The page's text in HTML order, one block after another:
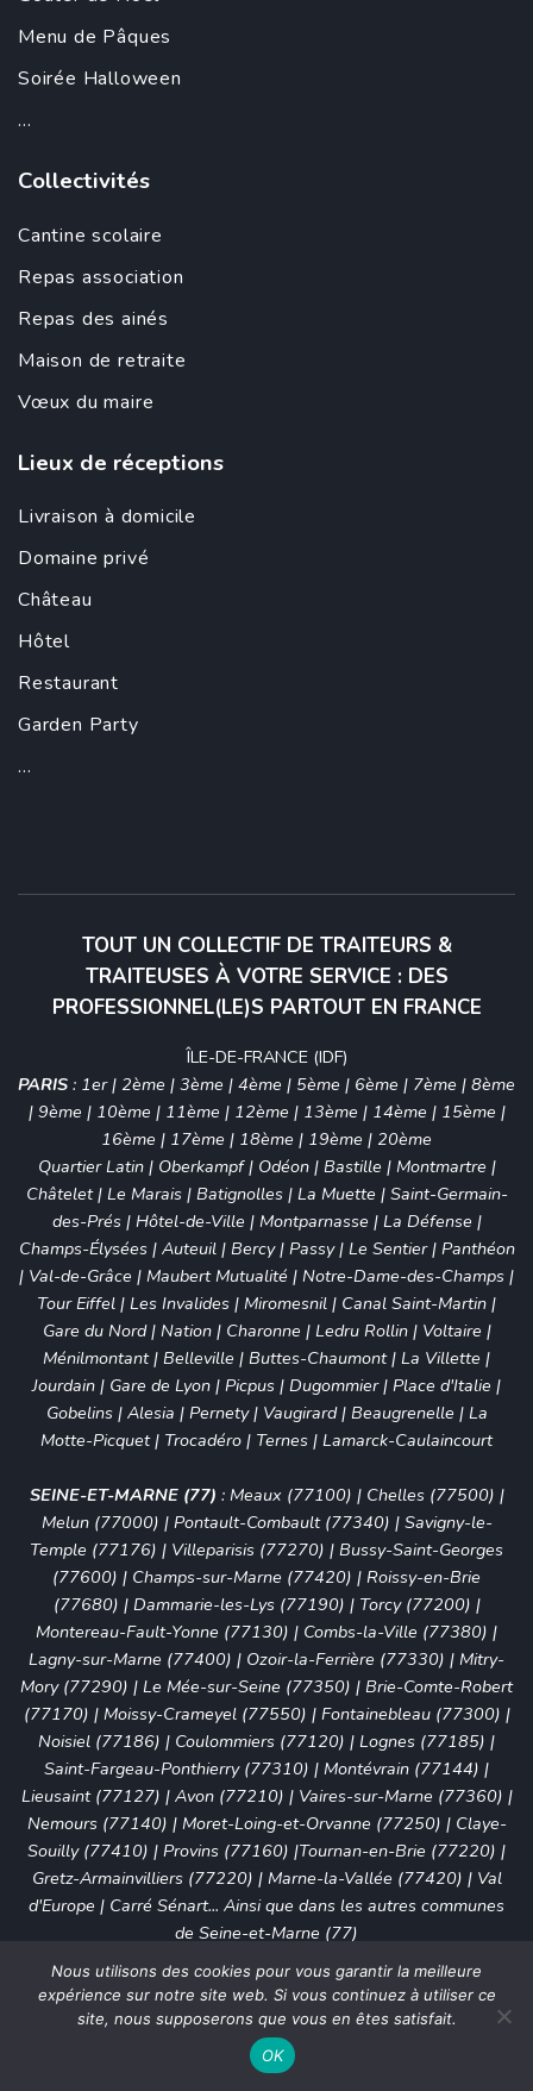
Menu de Pâques
Soirée Halloween
...
Collectivités
Cantine scolaire
Repas association
Repas des ainés
Maison de retraite
Vœux du maire
Lieux de réceptions
Livraison à domicile
Domaine privé
Château
Hôtel
Restaurant
Garden Party
...
TOUT UN COLLECTIF DE TRAITEURS &
TRAITEUSES À VOTRE SERVICE : DES
PROFESSIONNEL(LE)S PARTOUT EN FRANCE
ÎLE-DE-FRANCE (IDF)
PARIS : 1er| 2ème | 3ème | 4ème | 5ème | 6ème | 7ème | 8ème
| 9ème | 10ème | 11ème | 12ème | 13ème | 14ème | 15ème |
16ème | 17ème | 18ème | 19ème | 20ème
Quartier Latin| Oberkampf| Odéon| Bastille | Montmartre |
Châtelet| Le Marais| Batignolles| La Muette | Saint-Germain-
des-Prés| Hôtel-de-Ville | Montparnasse | La Défense |
Champs-Élysées| Auteuil| Bercy| Passy| Le Sentier| Panthéon
| Val-de-Grâce | Maubert Mutualité | Notre-Dame-des-Champs |
Tour Eiffel | Les Invalides | Miromesnil | Canal Saint-Martin |
Gare du Nord| Nation| Charonne | Ledru Rollin| Voltaire |
Ménilmontant| Belleville | Buttes-Chaumont| La Villette |
Jourdain | Gare de Lyon | Picpus | Dugommier| Place d'Italie |
Gobelins| Alesia | Pernety| Vaugirard| Beaugrenelle | La
Motte-Picquet| Trocadéro | Ternes | Lamarck-Caulaincourt
SEINE-ET-MARNE (77) : Meaux (77100) | Chelles (77500) |
Melun (77000) | Pontault-Combault (77340) | Savigny-le-
Temple (77176) | Villeparisis (77270) | Bussy-Saint-Georges
(77600) | Champs-sur-Marne (77420) | Roissy-en-Brie
(77680) | Dammarie-les-Lys (77190) | Torcy (77200) |
Montereau-Fault-Yonne (77130) | Combs-la-Ville (77380) |
Lagny-sur-Marne (77400) | Ozoir-la-Ferrière (77330) | Mitry-
Mory (77290) | Le Mée-sur-Seine (77350) | Brie-Comte-Robert
(77170) | Moissy-Crameyel (77550) | Fontainebleau (77300) |
Noisiel (77186) | Coulommiers (77120) | Lognes (77185) |
Saint-Fargeau-Ponthierry (77310) | Montévrain (77144) |
Lieusaint (77127) | Avon (77210) | Vaires-sur-Marne (77360) |
Nemours (77140) | Moret-Loing-et-Orvanne (77250) | Claye-
Souilly (77410) | Provins (77160) |Tournan-en-Brie (77220) |
Gretz-Armainvilliers (77220) | Marne-la-Vallée (77420) | Val
d'Europe | Carré Sénart... Ainsi que dans les autres communes
de Seine-et-Marne (77)
YVELINES (78):Versailles (78000)| Sartrouville (78500)|
Saint-Germain-en-Laye (78100) |Mantes-la-Jolie (78200)
|
Conflans-Sainte-Honorine (78700)
Trappes (78190)
Nous utilisons des cookies pour vous garantir la meilleure
expérience sur notre site web. Si vous continuez à utiliser ce
site, nous supposerons que vous en êtes satisfait.
OK